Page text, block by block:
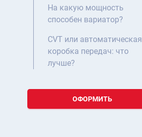
На какую мощность
способен вариатор?
CVT или автоматическая
коробка передач: что
лучше?
ОФОРМИТЬ